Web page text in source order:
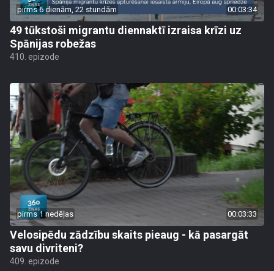
pirms 6 dienām, 22 stundām 00:03:34
49 tūkstoši migrantu diennaktī izraisa krīzi uz
Spānijas robežas
410. epizode
pirms 1 nedēļas 00:03:33
Velosipēdu zādzību skaits pieaug - kā pasargāt
savu divriteni?
409. epizode